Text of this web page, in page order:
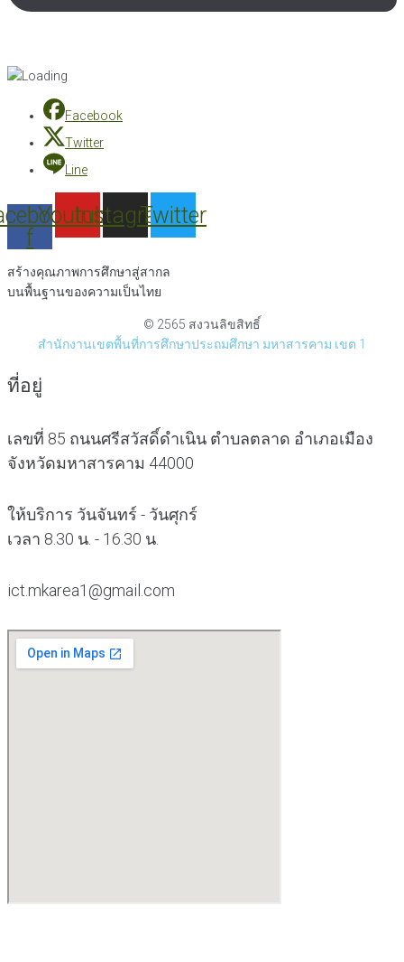
Facebook
Twitter
Line
f
Youtube
Instagram
Twitter
สร้างคุณภาพการศึกษาสู่สากล
บนพื้นฐานของความเป็นไทย
© 2565 สงวนลิขสิทธิ์
สำนักงานเขตพื้นที่การศึกษาประถมศึกษา มหาสารคาม เขต 1
ที่อยู่
เลขที่ 85 ถนนศรีสวัสดิ์ดำเนิน ตำบลตลาด อำเภอเมือง
จังหวัดมหาสารคาม 44000
ให้บริการ วันจันทร์ - วันศุกร์
เวลา 8.30 น. - 16.30 น.
ict.mkarea1@gmail.com